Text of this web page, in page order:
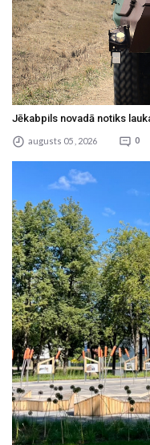
Jēkabpils novadā notiks
augusts 05 , 2026 0